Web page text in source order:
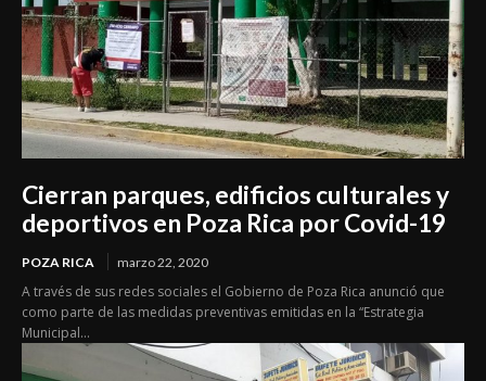
Cierran parques, edificios culturales y
deportivos en Poza Rica por Covid-19
POZA RICA marzo 22, 2020
A través de sus redes sociales el Gobierno de Poza Rica anunció que
como parte de las medidas preventivas emitidas en la “Estrategia
Municipal...